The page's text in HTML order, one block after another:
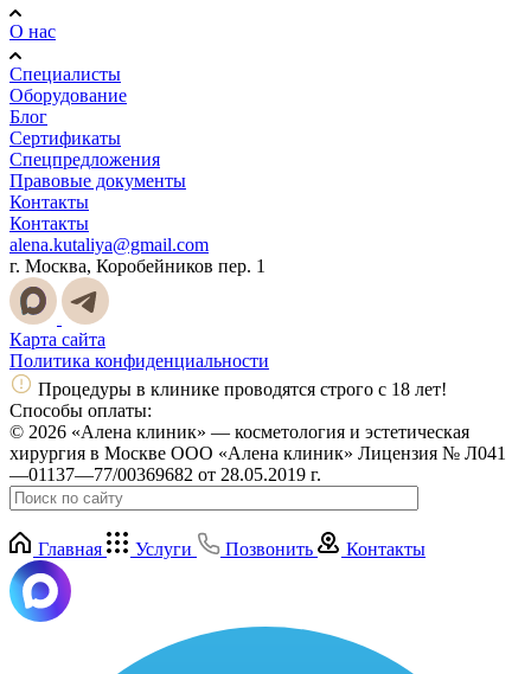
О нас
Специалисты
Оборудование
Блог
Сертификаты
Спецпредложения
Правовые документы
Контакты
Контакты
alena.kutaliya@gmail.com
г. Москва, Коробейников пер. 1
Карта сайта
Политика конфиденциальности
Процедуры в клинике проводятся строго с 18 лет!
Способы оплаты:
© 2026 «Алена клиник» — косметология и эстетическая
хирургия в Москве ООО «Алена клиник» Лицензия № Л041
—01137—77/00369682 от 28.05.2019 г.
Главная Услуги Позвонить Контакты